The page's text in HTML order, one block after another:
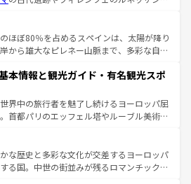
ナの美しい田園風景やアマルフィ海岸の絶
観も見逃せない。観光の合間には、本場の
ど、絶品のイタリア料理を堪能することも
タリアで、忘れられない旅をしてみよう！
タリア情報は
ほぼ80％を占めるスペインは、太陽が降り
から雄大なピレネー山脈まで、多彩な自然
の国では、情熱的なフラメンコ、熱気あふ
て美味しいタパスが生活の一部となってい
ードの洗練された雰囲気や、バルセロナの
街角から、地方では古代ローマ遺跡や中世
って風土や気候が異なるスペインはその個
性で訪れる人を魅了する。 なお、新着のスペイン情報は コ
を参照してほしい。
本情報と観光ガイド・有名観光スポ
界中の旅行者を魅了し続けるヨーロッパ屈
首都パリのエッフェル塔やルーブル美術館
が詰まっている。華麗な宮殿、歴史的な大
ーチ、そして豊かな自然が、訪れる者を心
また、フランスは美食の国としても知ら
な歴史と多彩な文化が交差するヨーロッパ
る国。中世の街並みが残るロマンチック街